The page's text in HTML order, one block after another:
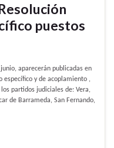
puestos
aparecerán publicadas en
específico y de acoplamiento ,
partidos judiciales de: Vera,
de Barrameda, San Fernando,